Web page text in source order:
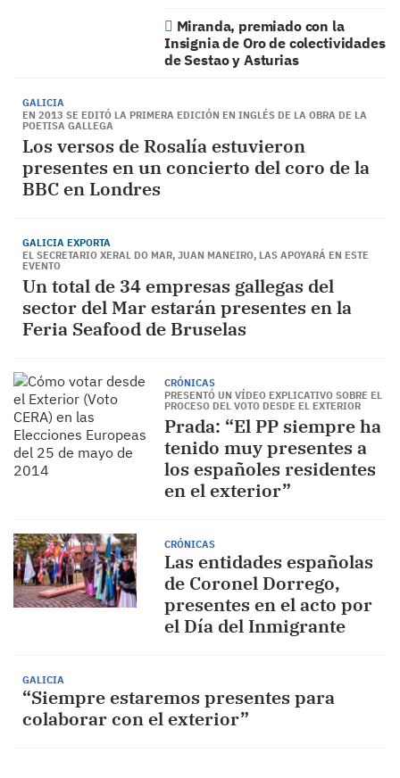
Miranda, premiado con la
Insignia de Oro de colectividades
de Sestao y Asturias
GALICIA
EN 2013 SE EDITÓ LA PRIMERA EDICIÓN EN INGLÉS DE LA OBRA DE LA
POETISA GALLEGA
Los versos de Rosalía estuvieron
presentes en un concierto del coro de la
BBC en Londres
GALICIA EXPORTA
EL SECRETARIO XERAL DO MAR, JUAN MANEIRO, LAS APOYARÁ EN ESTE
EVENTO
Un total de 34 empresas gallegas del
sector del Mar estarán presentes en la
Feria Seafood de Bruselas
CRÓNICAS
PRESENTÓ UN VÍDEO EXPLICATIVO SOBRE EL
PROCESO DEL VOTO DESDE EL EXTERIOR
Prada: “El PP siempre ha
tenido muy presentes a
los españoles residentes
en el exterior”
CRÓNICAS
Las entidades españolas
de Coronel Dorrego,
presentes en el acto por
el Día del Inmigrante
GALICIA
“Siempre estaremos presentes para
colaborar con el exterior”